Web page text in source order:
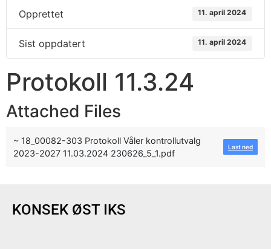
Opprettet 11. april 2024
Sist oppdatert 11. april 2024
Protokoll 11.3.24
Attached Files
~ 18_00082-303 Protokoll Våler kontrollutvalg
2023-2027 11.03.2024 230626_5_1.pdf
Last ned
KONSEK ØST IKS